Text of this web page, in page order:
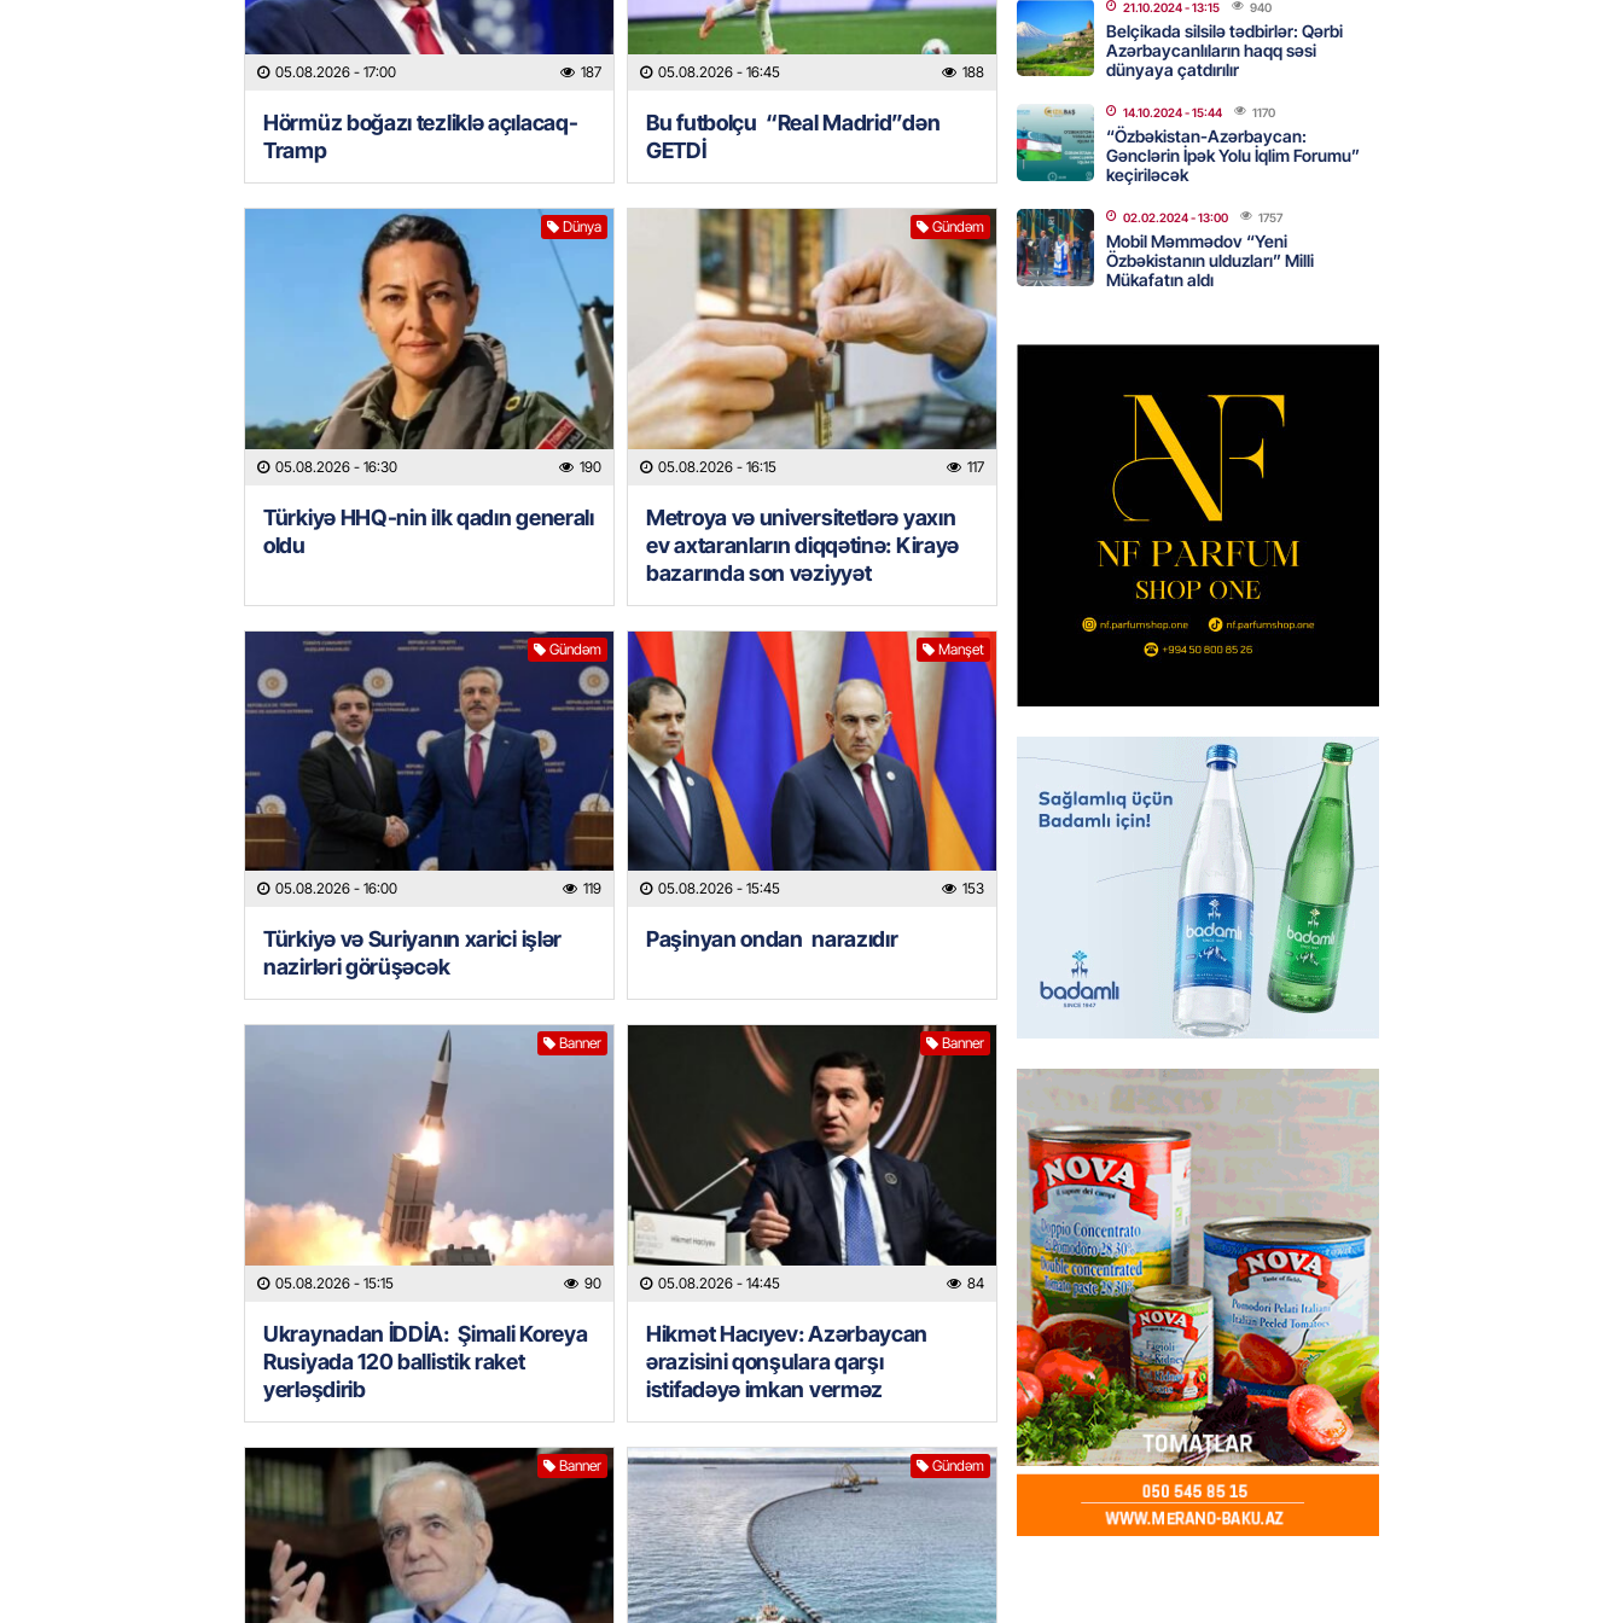
05.08.2026 - 17:00 187
Hörmüz boğazı tezliklə açılacaq-
Tramp
05.08.2026 - 16:45 188
Bu futbolçu “Real Madrid”dən
GETDİ
Dünya
05.08.2026 - 16:30 190
Türkiyə HHQ-nin ilk qadın generalı
oldu
Gündəm
05.08.2026 - 16:15 117
Metroya və universitetlərə yaxın
ev axtaranların diqqətinə: Kirayə
bazarında son vəziyyət
Gündəm
05.08.2026 - 16:00 119
Türkiyə və Suriyanın xarici işlər
nazirləri görüşəcək
Manşet
05.08.2026 - 15:45 153
Paşinyan ondan narazıdır
Banner
05.08.2026 - 15:15 90
Ukraynadan İDDİA: Şimali Koreya
Rusiyada 120 ballistik raket
yerləşdirib
Banner
05.08.2026 - 14:45 84
Hikmət Hacıyev: Azərbaycan
ərazisini qonşulara qarşı
istifadəyə imkan verməz
Banner Gündəm
05.08.2026- 14:30 83
Xameneyinin ofisi Pezeşkianın istefası
ilə bağlı iddiaları təkzib etdi
- 14:15
GÜNDƏM
Xəzərə bu canlıların hücumu başlayıb?
MAAŞ, PENSİYA VƏ MÜAVİNƏTLƏR
YENİDƏN ARTIRILACAQ? – Mühüm
AÇIQLAMA
- 13:45
Sabah Bakıda yağış yağacaq
05.08.2026 - 13:30
Britaniyaya gedirmiş
05.08.2026 - 13:15
Rusiyada neft emalı zavodunda yanğın:
“Başneft-Ufaneftexim” dron
hücumundan sonra alovlanıb
05.08.2026 99
yaxşı hazırlaşıb
05.08.2026 - 12:45
GÜNDƏM
Məmmədnağı Əkbərov bu agentliyin
sədr müavini oldu – FOTO
05.08.2026- 12:30 101
GÜNDƏM
Milli Məclisin deputatı Asif Əsgərov
Zaqatalanın dağ kəndlərindən biri olan
Cimcimax kəndində sakinlərlə görüşdü
-FOTOLAR
05.08.2026 - 12:15 104
21.10.2024- 13:15 940
Belçikada silsilə tədbirlər: Qərbi
Azərbaycanlıların haqq səsi
dünyaya çatdırılır
14.10.2024- 15:44 1170
“Özbəkistan-Azərbaycan:
Gənclərin İpək Yolu İqlim Forumu”
keçiriləcək
02.02.2024- 13:00 1757
Mobil Məmmədov “Yeni
Özbəkistanın ulduzları” Milli
Mükafatın aldı